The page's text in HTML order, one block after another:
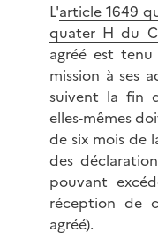
L'article 1649
quater H du
agréé est
mission à ses
suivent la fin
elles-mêmes
de six mois de
des
pouvant
réception de
agréé).